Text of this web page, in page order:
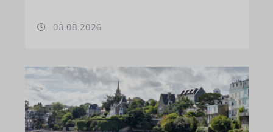
03.08.2026